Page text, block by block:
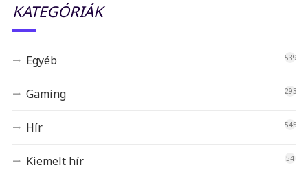
KATEGÓRIÁK
Egyéb 539
Gaming 293
Hír 545
Kiemelt hír 54